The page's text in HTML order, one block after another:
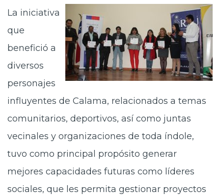
La iniciativa
que
benefició a
diversos
personajes
influyentes de Calama, relacionados a temas
comunitarios, deportivos, así como juntas
vecinales y organizaciones de toda índole,
tuvo como principal propósito generar
mejores capacidades futuras como líderes
sociales, que les permita gestionar proyectos